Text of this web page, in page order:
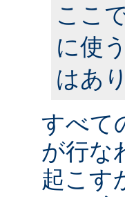
ここ
に使
はあ
すべて
が行な
起こす